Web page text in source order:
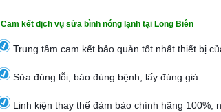
Cam kết dịch vụ sửa bình nóng lạnh tại Long Biên
Trung tâm cam kết bảo quản tốt nhất thiết bị
Sửa đúng lỗi, báo đúng bệnh, lấy đúng giá
Linh kiện thay thế đảm bảo chính hãng 100%,